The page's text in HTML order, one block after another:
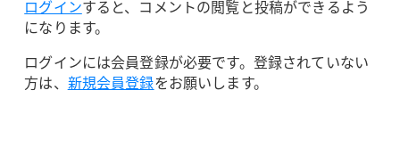
ログインすると、コメントの閲覧と投稿ができるよう
になります。
ログインには会員登録が必要です。登録されていない
方は、 新規会員登録をお願いします。